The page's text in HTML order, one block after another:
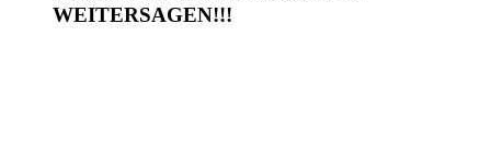
WEITERSAGEN!!!